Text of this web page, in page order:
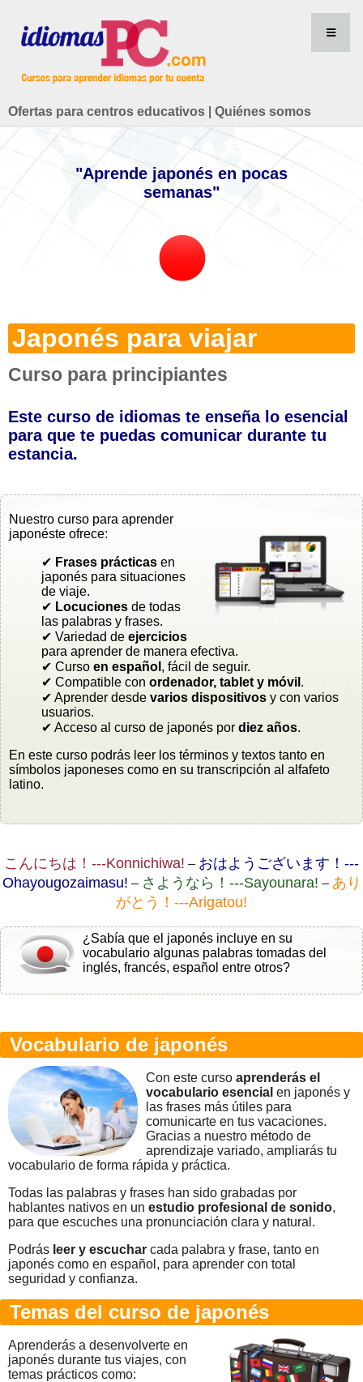
Ofertas para centros educativos Quiénes somos
"Aprende japonés en pocas
semanas"
Japonés para viajar
Curso para principiantes
Este curso de idiomas te enseña lo esencial
para que te puedas comunicar durante tu
estancia.
Nuestro curso para aprender
japonéste ofrece:
✔ Frases prácticas en
japonés para situaciones
de viaje.
✔ Locuciones de todas
las palabras y frases.
✔ Variedad de ejercicios
para aprender de manera efectiva.
✔ Curso en español , fácil de seguir.
✔ Compatible con ordenador, tablet y móvil .
✔ Aprender desde varios dispositivos y con varios
usuarios.
✔ Acceso al curso de japonés por diez años.
En este curso podrás leer los términos y textos tanto en
símbolos japoneses como en su transcripción al alfafeto
latino.
こんにちは！---Konnichiwa! – おはようございます！---
Ohayougozaimasu! – さようなら！---Sayounara! – あり
がとう！---Arigatou!
¿Sabía que el japonés incluye en su
vocabulario algunas palabras tomadas del
inglés, francés, español entre otros?
Vocabulario de japonés
Con este curso aprenderás el
vocabulario esencial en japonés y
las frases más útiles para
comunicarte en tus vacaciones.
Gracias a nuestro método de
aprendizaje variado, ampliarás tu
vocabulario de forma rápida y práctica.
Todas las palabras y frases han sido grabadas por
hablantes nativos en un estudio profesional de sonido,
para que escuches una pronunciación clara y natural.
Podrás leer y escuchar cada palabra y frase, tanto en
japonés como en español, para aprender con total
seguridad y confianza.
Temas del curso de japonés
Aprenderás a desenvolverte en
japonés durante tus viajes, con
temas prácticos como: